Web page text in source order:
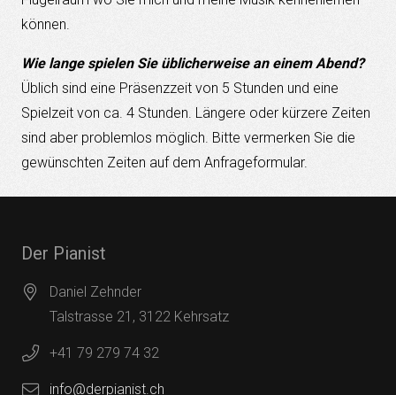
können.
Wie lange spielen Sie üblicherweise an einem Abend?
Üblich sind eine Präsenzzeit von 5 Stunden und eine
Spielzeit von ca. 4 Stunden. Längere oder kürzere Zeiten
sind aber problemlos möglich. Bitte vermerken Sie die
gewünschten Zeiten auf dem Anfrageformular.
Der Pianist
Daniel Zehnder
Talstrasse 21, 3122 Kehrsatz
+41 79 279 74 32
info@derpianist.ch